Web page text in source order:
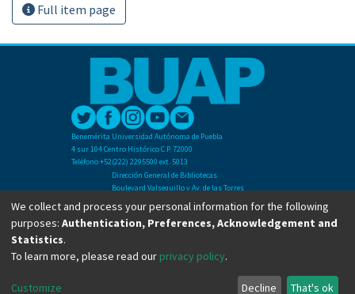
Full item page
Benemérita Universidad Autónoma de Puebla
4 sur 104 Centro Histórico C.P. 72000
Teléfono +52(222) 2295500 ext. 5013
Dirección General de Bibliotecas
Boulevard Valsequillo y Av. de las Torres
Ciudad Universitaria. Col. San Manuel
C.P. 72570
Teléfono +52 (222) 2295500 Ext 2901
Copyright © Dirección General de Bibliotecas - BUAP 2024. All right reserved.
We collect and process your personal information for the following
purposes: Authentication, Preferences, Acknowledgement and
Statistics.
To learn more, please read our privacy policy.
Customize Decline That's ok